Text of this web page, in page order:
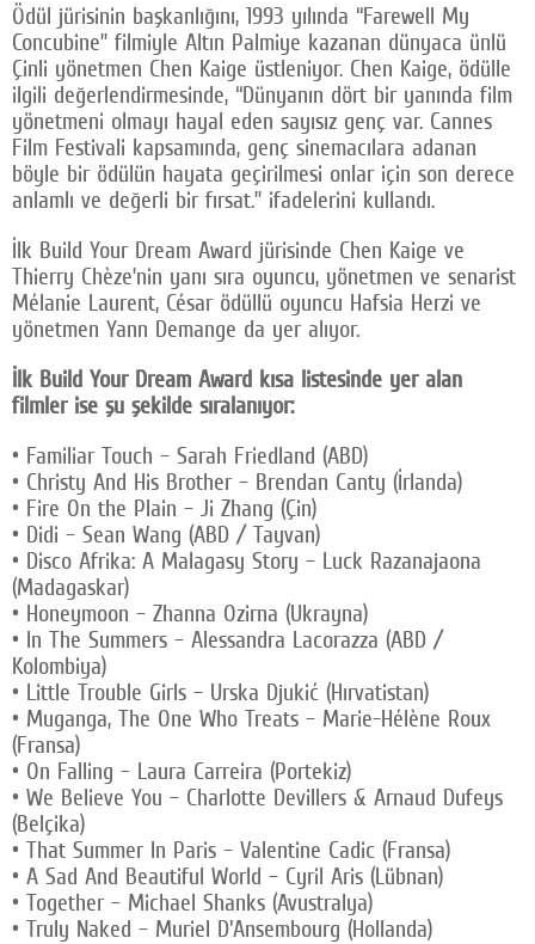
Ödül jürisinin başkanlığını, 1993 yılında “Farewell My
Concubine” filmiyle Altın Palmiye kazanan dünyaca ünlü
Çinli yönetmen Chen Kaige üstleniyor. Chen Kaige, ödülle
ilgili değerlendirmesinde, “Dünyanın dört bir yanında film
yönetmeni olmayı hayal eden sayısız genç var. Cannes
Film Festivali kapsamında, genç sinemacılara adanan
böyle bir ödülün hayata geçirilmesi onlar için son derece
anlamlı ve değerli bir fırsat.” ifadelerini kullandı.
İlk Build Your Dream Award jürisinde Chen Kaige ve
Thierry Chèze’nin yanı sıra oyuncu, yönetmen ve senarist
Mélanie Laurent, César ödüllü oyuncu Hafsia Herzi ve
yönetmen Yann Demange da yer alıyor.
İlk Build Your Dream Award kısa listesinde yer alan
filmler ise şu şekilde sıralanıyor:
• Familiar Touch – Sarah Friedland (ABD)
• Christy And His Brother – Brendan Canty (İrlanda)
• Fire On the Plain – Ji Zhang (Çin)
• Didi – Sean Wang (ABD / Tayvan)
• Disco Afrika: A Malagasy Story – Luck Razanajaona
(Madagaskar)
• Honeymoon – Zhanna Ozirna (Ukrayna)
• In The Summers – Alessandra Lacorazza (ABD /
Kolombiya)
• Little Trouble Girls – Urska Djukić (Hırvatistan)
• Muganga, The One Who Treats – Marie-Hélène Roux
(Fransa)
• On Falling – Laura Carreira (Portekiz)
• We Believe You – Charlotte Devillers & Arnaud Dufeys
(Belçika)
• That Summer In Paris – Valentine Cadic (Fransa)
• A Sad And Beautiful World – Cyril Aris (Lübnan)
• Together – Michael Shanks (Avustralya)
• Truly Naked – Muriel D'Ansembourg (Hollanda)